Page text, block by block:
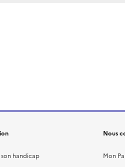
handicap
Nous
Mon